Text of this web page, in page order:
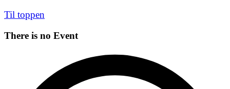
Til toppen
There is no Event